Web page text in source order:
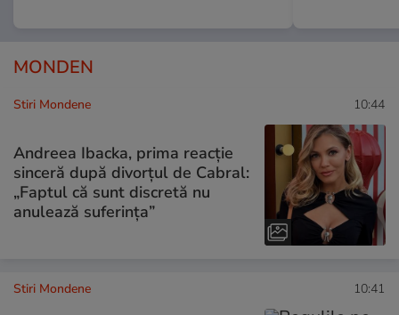
MONDEN
Stiri Mondene 10:44
Andreea Ibacka, prima reacție
sinceră după divorțul de Cabral:
„Faptul că sunt discretă nu
anulează suferința”
Stiri Mondene 10:41